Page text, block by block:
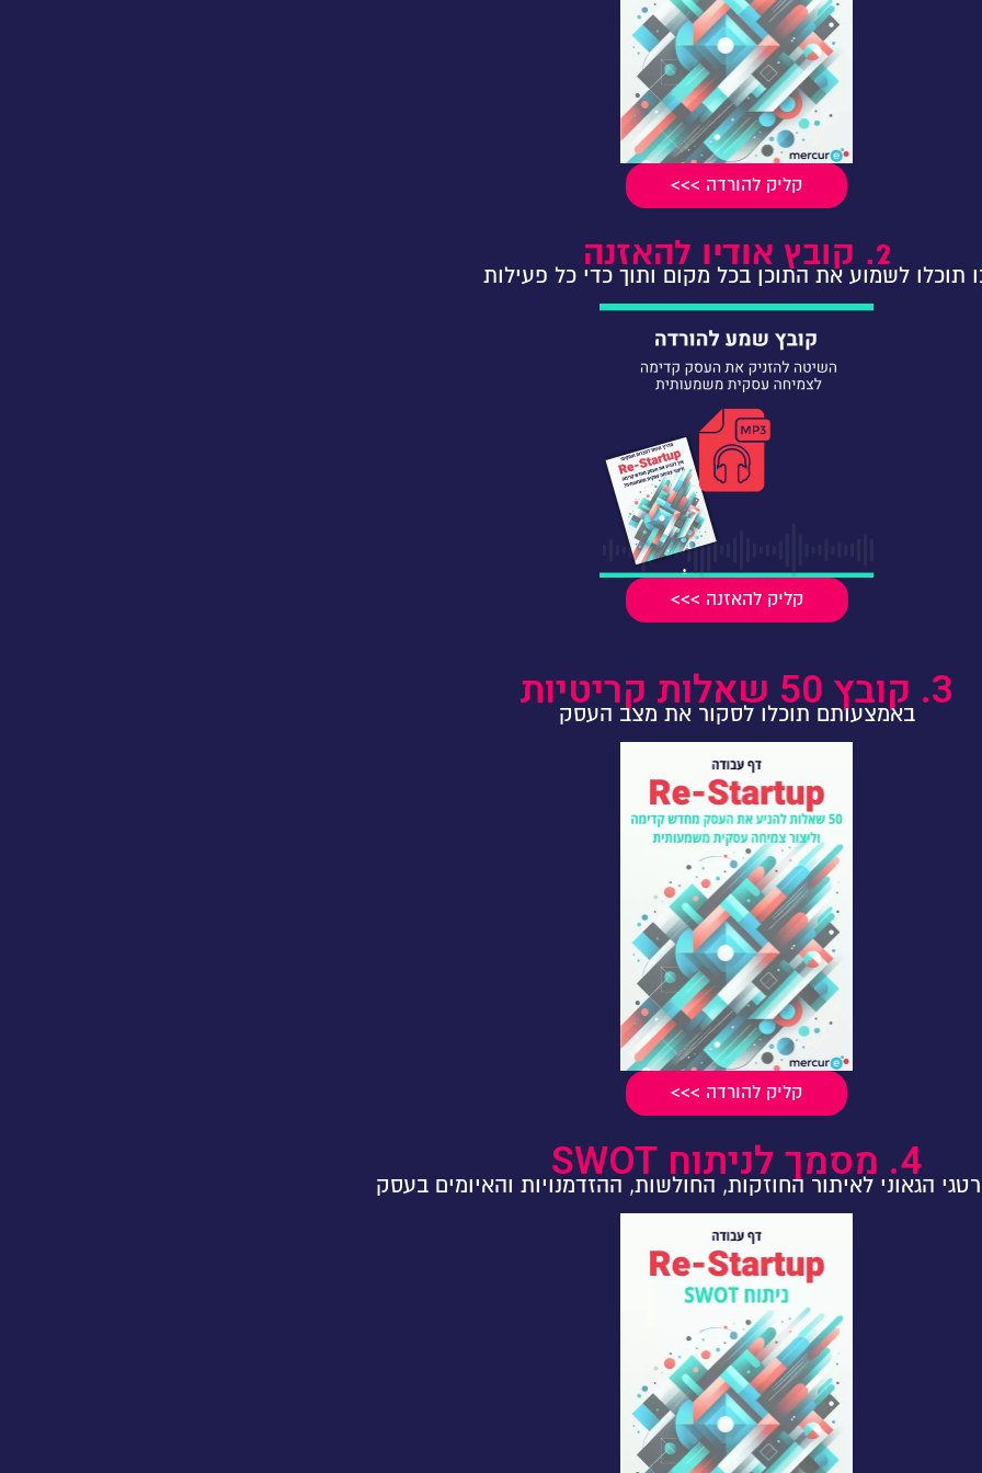
קליק להורדה >>>
2. קובץ אודיו להאזנה
תוכלו לשמוע את התוכן בכל מקום ותוך כדי כל פעילות
קליק להאזנה >>>
3. קובץ 50 שאלות קריטיות באמצעותם תוכלו לסקור את מצב העסק
קליק להורדה >>>
4. מסמך לניתוח SWOT
הגאוני לאיתור החוזקות, החולשות, ההזדמנויות והאיומים בעסק